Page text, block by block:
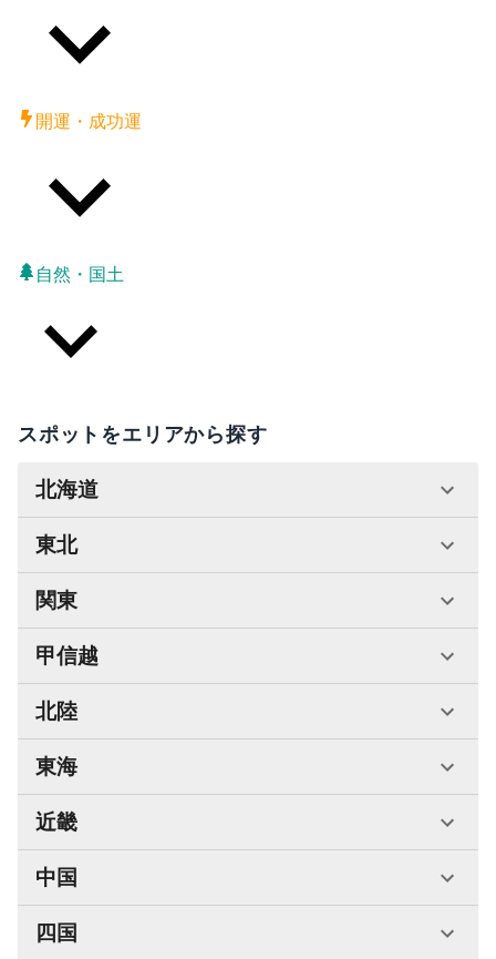
開運・成功運
自然・国土
スポットをエリアから探す
北海道
東北
関東
甲信越
北陸
東海
近畿
中国
四国